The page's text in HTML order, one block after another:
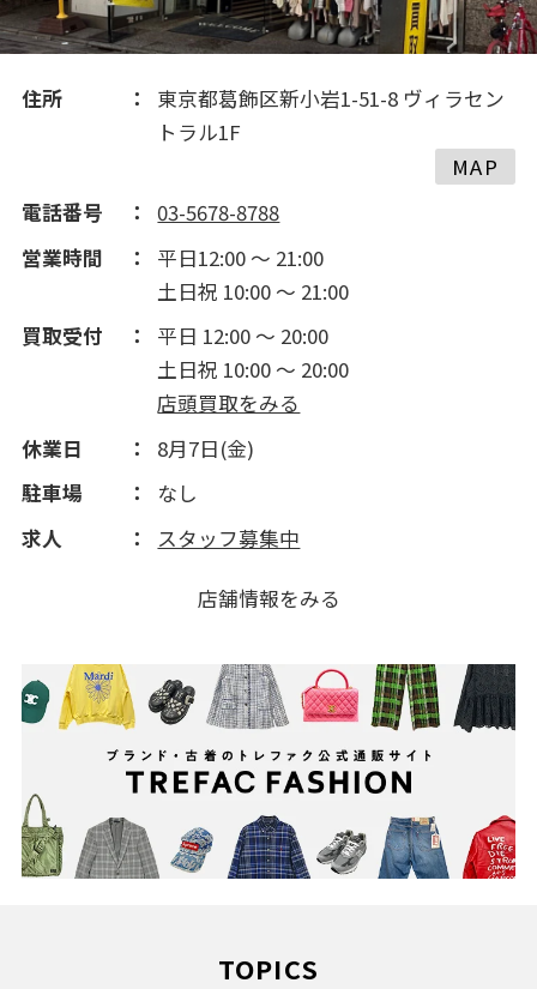
住所
東京都葛飾区新小岩1-51-8 ヴィラセン
トラル1F
MAP
電話番号
03-5678-8788
営業時間
平日12:00 ～ 21:00
土日祝 10:00 ～ 21:00
買取受付
平日 12:00 ～ 20:00
土日祝 10:00 ～ 20:00
店頭買取をみる
休業日
8月7日(金)
駐車場
なし
求人
スタッフ募集中
店舗情報をみる
TOPICS